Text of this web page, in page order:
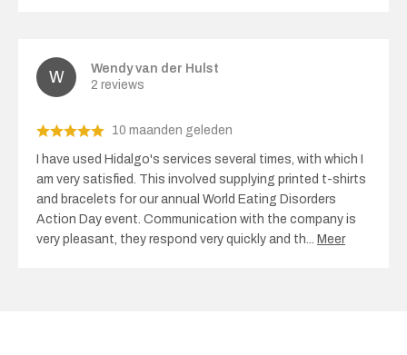
Wendy van der Hulst
2 reviews
10 maanden geleden
I have used Hidalgo's services several times, with which I
am very satisfied. This involved supplying printed t-shirts
and bracelets for our annual World Eating Disorders
Action Day event. Communication with the company is
very pleasant, they respond very quickly and th... Meer